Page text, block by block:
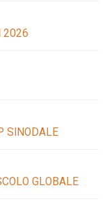
2026
SINODALE
GLOBALE